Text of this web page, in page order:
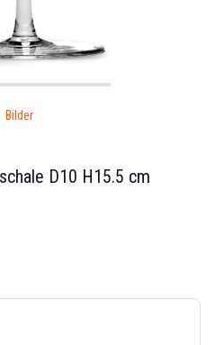
Bilder
D10 H15.5 cm